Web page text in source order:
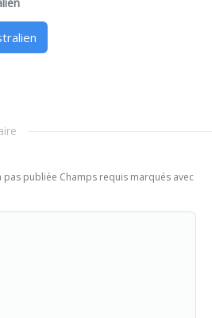
publiée Champs requis marqués avec